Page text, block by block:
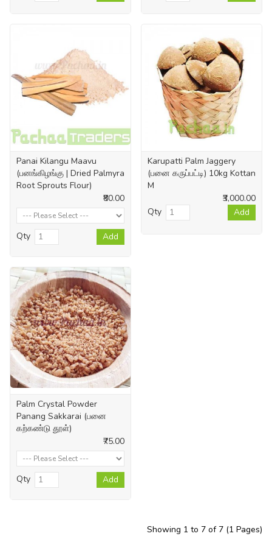
Panai Kilangu Maavu
(பனங்கிழங்கு | Dried Palmyra
Root Sprouts Flour)
₹80.00
Qty Add
Karupatti Palm Jaggery
(பனை கருப்பட்டி) 10kg Kottan
M
₹3,000.00
Qty
Add
Palm Crystal Powder
Panang Sakkarai (பனை
கற்கண்டு தூள்)
₹75.00
Qty Add
Showing 1 to 7 of 7 (1 Pages)